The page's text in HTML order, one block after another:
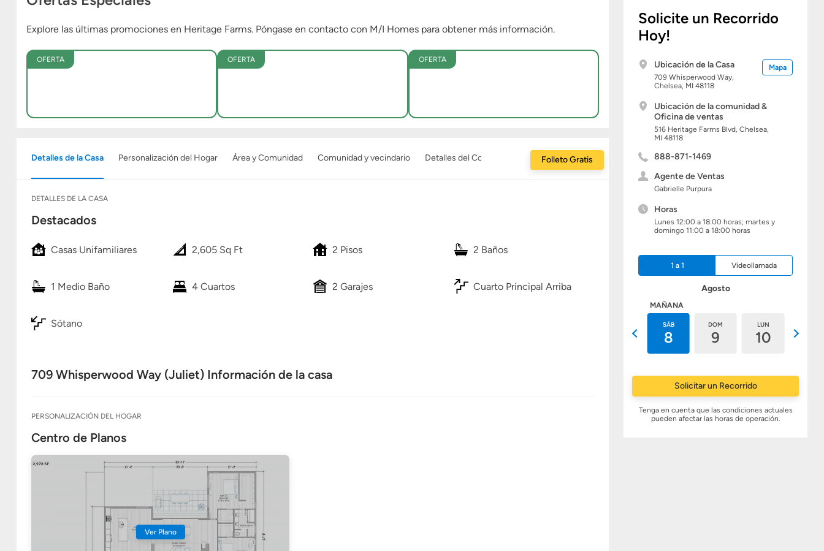
Solicite un Recorrido
Hoy!
Ubicación de la Casa
709 Whisperwood Way,
Chelsea, MI 48118
Mapa
Ubicación de la comunidad &
Oficina de ventas
516 Heritage Farms Blvd, Chelsea,
MI 48118
888-871-1469
Agente de Ventas
Gabrielle Purpura
Horas
Lunes 12:00 a 18:00 horas; martes y
domingo 11:00 a 18:00 horas
1 a 1 Videollamada
Agosto
MAÑANA
SÁB
8
DOM
9
LUN
10
Solicitar un Recorrido
Tenga en cuenta que las condiciones actuales
pueden afectar las horas de operación.
Explore las últimas promociones en Heritage Farms. Póngase en contacto con M/I Homes para obtener más información.
OFERTA OFERTA OFERTA
Detalles de la Casa Personalización del Hogar Área y Comunidad Comunidad y vecindario Detalles del Constructor Folleto Gratis
DETALLES DE LA CASA
Destacados
Casas Unifamiliares 2,605 Sq Ft 2 Pisos 2 Baños
1 Medio Baño 4 Cuartos 2 Garajes Cuarto Principal Arriba
Sótano
709 Whisperwood Way (Juliet) Información de la casa
PERSONALIZACIÓN DEL HOGAR
Centro de Planos
Ver Plano